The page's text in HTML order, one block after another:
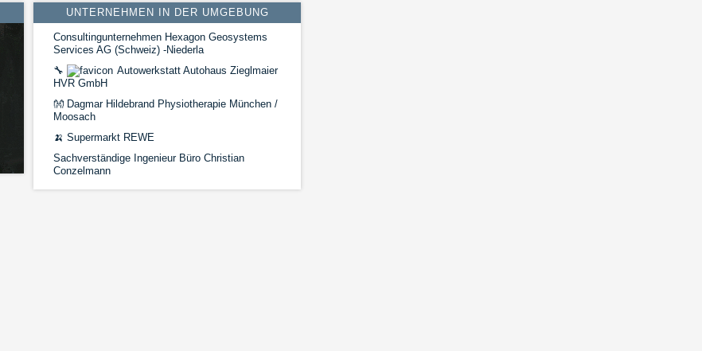
UNTERNEHMEN IN DER UMGEBUNG
Consultingunternehmen Hexagon Geosystems
Services AG (Schweiz) -Niederla
🔧
Autowerkstatt Autohaus Zieglmaier
HVR GmbH
👐 Dagmar Hildebrand Physiotherapie München /
Moosach
🍌 Supermarkt REWE
Sachverständige Ingenieur Büro Christian
Conzelmann